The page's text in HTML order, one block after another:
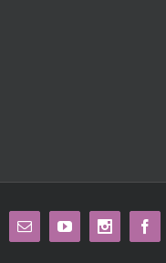
Facebook
Instagram
Youtube